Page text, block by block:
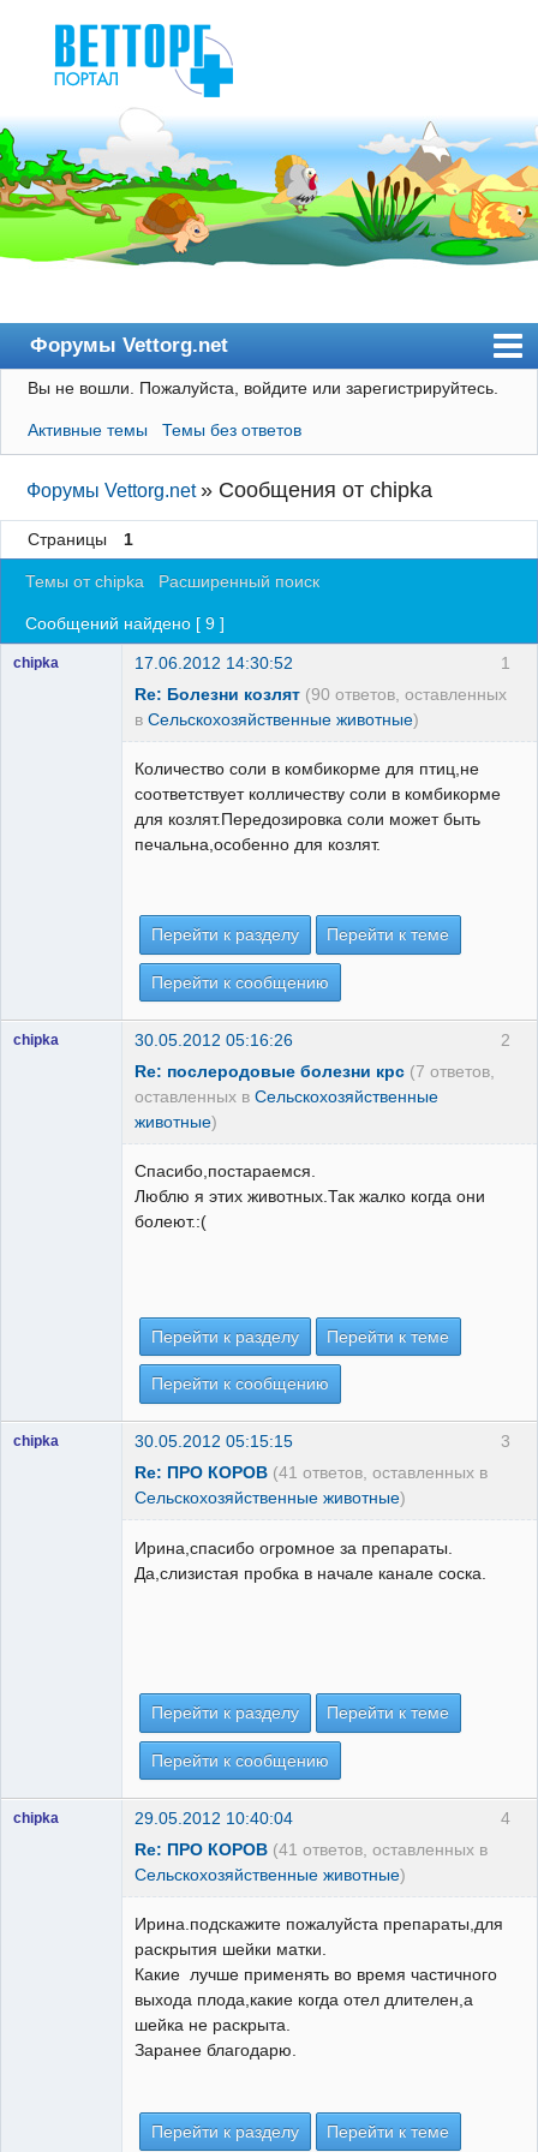
Форумы Vettorg.net
Главная
Пользователи
Правила
Поиск
Регистрация
Вход
Вы не вошли. Пожалуйста, войдите или зарегистрируйтесь.
Активные темы Темы без ответов
Форумы Vettorg.net » Сообщения от chipka
Страницы 1
Темы от chipka Расширенный поиск
Сообщений найдено [ 9 ]
1
chipka
17.06.2012 14:30:52
Re: Болезни козлят (90 ответов, оставленных
в Сельскохозяйственные животные)
Количество соли в комбикорме для птиц,не
соответствует колличеству соли в комбикорме
для козлят.Передозировка соли может быть
печальна,особенно для козлят.
Перейти к разделу Перейти к теме
Перейти к сообщению
2
chipka
30.05.2012 05:16:26
Re: послеродовые болезни крс (7 ответов,
оставленных в Сельскохозяйственные
животные)
Спасибо,постараемся.
Люблю я этих животных.Так жалко когда они
болеют.:(
Перейти к разделу Перейти к теме
Перейти к сообщению
3
chipka
30.05.2012 05:15:15
Re: ПРО КОРОВ (41 ответов, оставленных в
Сельскохозяйственные животные)
Ирина,спасибо огромное за препараты.
Да,слизистая пробка в начале канале соска.
Перейти к разделу Перейти к теме
Перейти к сообщению
4
chipka
29.05.2012 10:40:04
Re: ПРО КОРОВ (41 ответов, оставленных в
Сельскохозяйственные животные)
Ирина.подскажите пожалуйста препараты,для
раскрытия шейки матки.
Какие лучше применять во время частичного
выхода плода,какие когда отел длителен,а
шейка не раскрыта.
Заранее благодарю.
Перейти к разделу Перейти к теме